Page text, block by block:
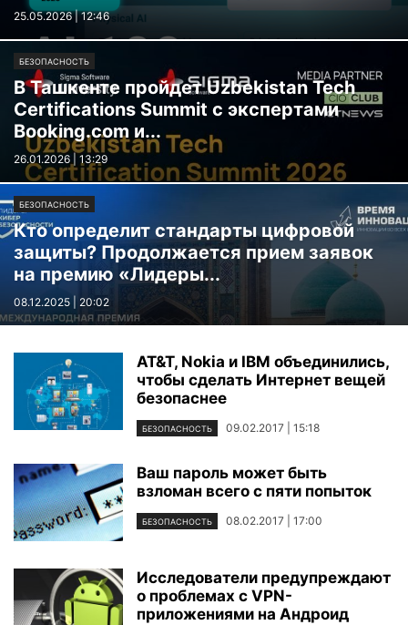
25.05.2026 | 12:46
БЕЗОПАСНОСТЬ
В Ташкенте пройдет Uzbekistan Tech
Certifications Summit с экспертами
Booking.com и...
26.01.2026 | 13:29
БЕЗОПАСНОСТЬ
Кто определит стандарты цифровой
защиты? Продолжается прием заявок
на премию «Лидеры...
08.12.2025 | 20:02
AT&T, Nokia и IBM объединились,
чтобы сделать Интернет вещей
безопаснее
БЕЗОПАСНОСТЬ 09.02.2017 | 15:18
Ваш пароль может быть
взломан всего с пяти попыток
БЕЗОПАСНОСТЬ 08.02.2017 | 17:00
Исследователи предупреждают
о проблемах с VPN-
приложениями на Андроид